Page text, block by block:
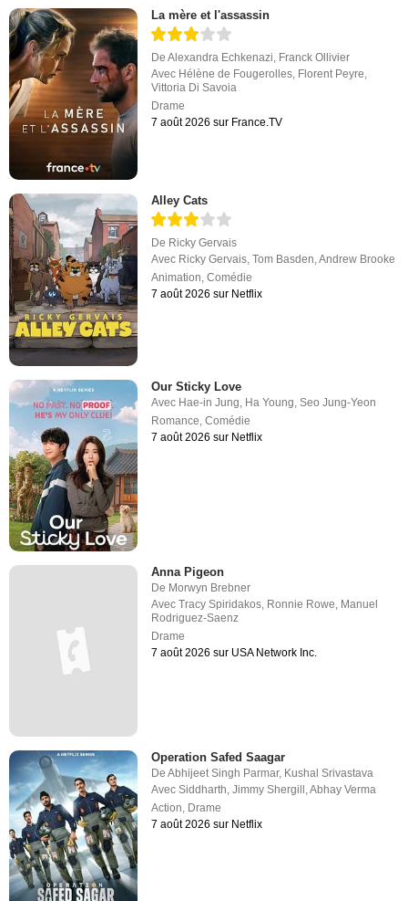
La mère et l'assassin
DeAlexandra Echkenazi, Franck Ollivier
Avec Hélène de Fougerolles, Florent Peyre,
Vittoria Di Savoia
Drame
7 août 2026 sur France.TV
Alley Cats
De Ricky Gervais
Avec Ricky Gervais,Tom Basden,Andrew Brooke
Animation,Comédie
7 août 2026 sur Netflix
Our Sticky Love
Avec Hae-in Jung Ha Young ,Seo Jung-Yeon
Romance ,Comédie
7 août 2026 sur Netflix
Anna Pigeon
De Morwyn Brebner
AvecTracy Spiridakos, Ronnie Rowe, Manuel
Rodriguez-Saenz
Drame
7 août 2026 sur USA Network Inc.
Operation Safed Saagar
DeAbhijeet Singh Parmar, Kushal Srivastava
AvecSiddharth,Jimmy Shergill ,Abhay Verma
Action, Drame
7 août 2026 sur Netflix